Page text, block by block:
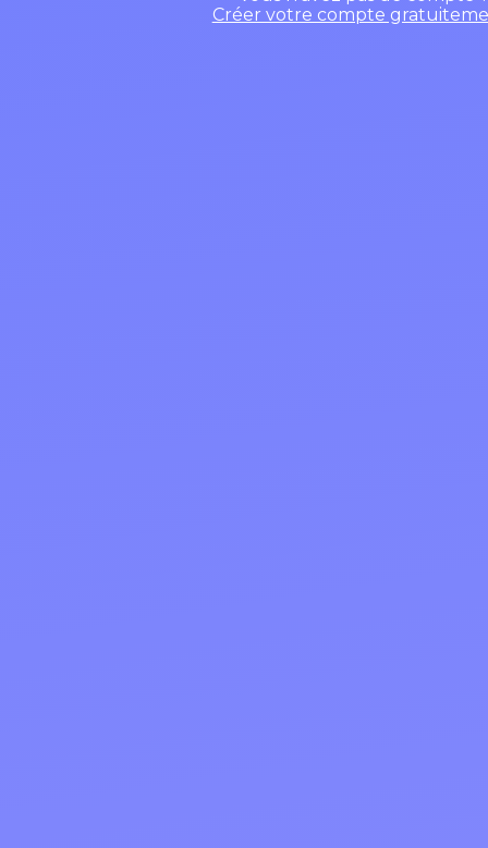
Créer votre compte